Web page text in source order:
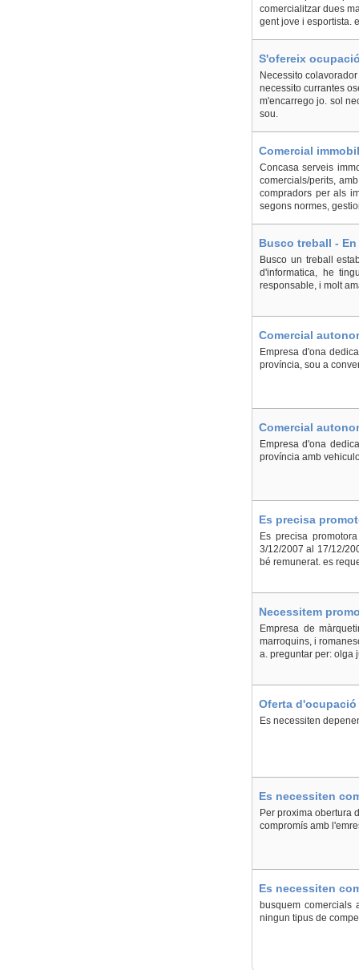
comercialitzar dues
gent jove i esportista.
S'ofereix
Necessito
necessito currantes
m'encarrego jo. sol
sou.
Comercial
Concasa serveis
comercials/perits,
compradors per als
segons normes,
Busco treball -
Busco un treball
d'informatica, he
responsable, i molt
Comercial
Plana
Empresa d'ona
província, sou a
Comercial
Empresa d'ona
província amb
Es precisa
Es precisa
3/12/2007 al 17/12/
bé remunerat. es
Necessitem
Plana/Castelló de
Empresa de
marroquins, i
a. preguntar per: olga
Oferta d'ocupació
Es necessiten
Es necessiten
Per proxima obertura
compromís amb
Es necessiten
p. basc - En
busquem comercials
ningun tipus de